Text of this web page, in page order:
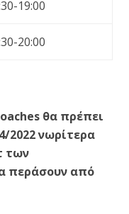
19:00
20:00
θα πρέπει
2022 νωρίτερα
των
περάσουν από